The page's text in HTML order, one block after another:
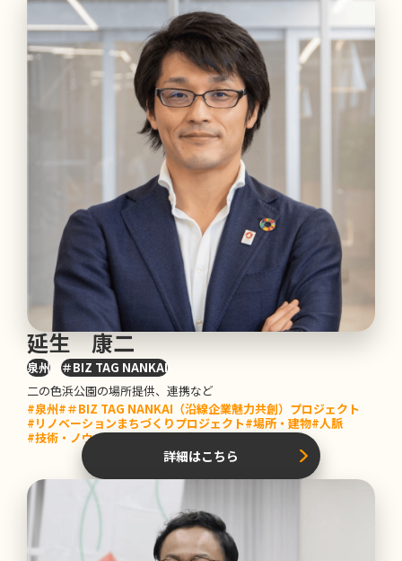
延生 康二
泉州
＃BIZ TAG NANKAI
二の色浜公園の場所提供、連携など
#泉州#＃BIZ TAG NANKAI（沿線企業魅力共創）プロジェクト
#リノベーションまちづくりプロジェクト#場所・建物#人脈
#技術・ノウハウ#告知・情報発信
詳細はこちら